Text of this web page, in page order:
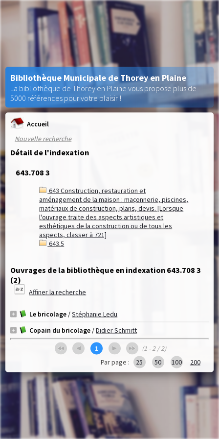
Accueil
Nouvelle recherche
Détail de l'indexation
643.708 3
643 Construction, restauration et
aménagement de la maison : maçonnerie, piscines,
matériaux de construction, plans, devis. [Lorsque
l'ouvrage traite des aspects artistiques et
esthétiques de la construction ou de tous les
aspects, classer à 721]
643.5
Ouvrages de la bibliothèque en indexation 643.708 3
(2)
Affiner la recherche
Le bricolage /Stéphanie Ledu
Copain du bricolage /Didier Schmitt
1
(1 - 2 / 2)
Par page :
25 50 100 200
Bibliothèque Municipale de Thorey en Plaine
La bibliothèque de Thorey en Plaine vous propose plus de
5000 références pour votre plaisir !